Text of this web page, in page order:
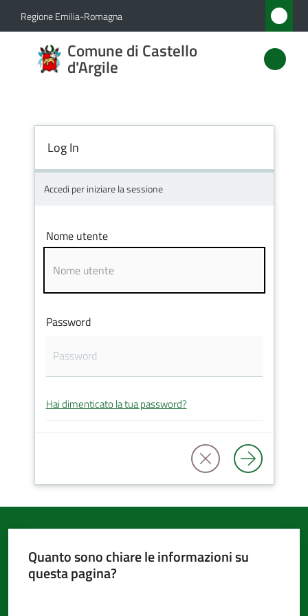
Vai al contenuto
Vai alla navigazione
Vai al footer
Regione Emilia-Romagna
Comune di Castello
d'Argile
Comune
di
Amministrazione
Servizi
Vivere
d'Argile
Amministrazione
argomenti...
Seguici
Log In
Accedi per iniziare la sessione
Nome utente
Password
Hai dimenticato la tua password?
Quanto sono chiare le informazioni su
questa pagina?